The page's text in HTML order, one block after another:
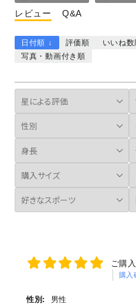
レビュー Q&A
日付順 ↓ 評価順 いいね数
写真・動画付き順
ご購
購入
性別:
男性